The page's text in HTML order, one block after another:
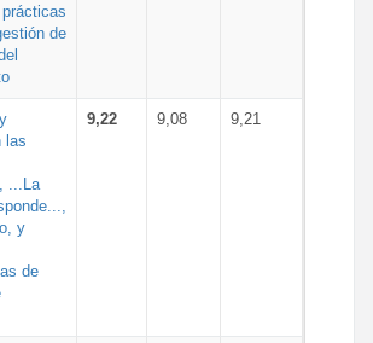
de
las
...La
y
de
9,22 9,08 9,21